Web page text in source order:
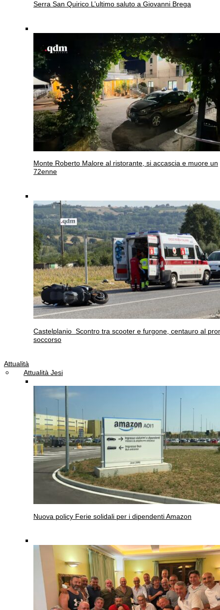
Serra San Quirico L’ultimo saluto a Giovanni Brega
Monte Roberto Malore al ristorante, si accascia e muore un
72enne
Castelplanio Scontro tra scooter e furgone, centauro al
soccorso
Attualità
Attualità Jesi
Nuova policy Ferie solidali per i dipendenti Amazon